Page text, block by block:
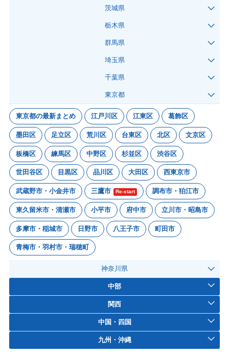
茨城県
栃木県
群馬県
埼玉県
千葉県
東京都
東京都の最新まとめ 江戸川区 江東区 葛飾区
墨田区 足立区 荒川区 台東区 北区 文京区
板橋区 練馬区 中野区 杉並区 渋谷区
世田谷区 目黒区 品川区 大田区 西東京市
武蔵野市・小金井市 三鷹市 Re-start 調布市・狛江市
東久留米市・清瀬市 小平市 府中市 立川市・昭島市
多摩市・稲城市 日野市 八王子市 町田市
青梅市・羽村市・瑞穂町
神奈川県
中部
関西
中国・四国
九州・沖縄